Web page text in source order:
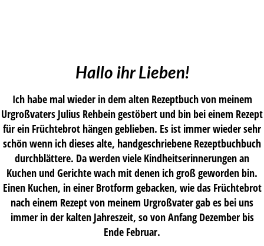
Hallo ihr Lieben!
Ich habe mal wieder in dem alten Rezeptbuch von meinem
Urgroßvaters Julius Rehbein gestöbert und bin bei einem Rezept
für ein Früchtebrot hängen geblieben. Es ist immer wieder sehr
schön wenn ich dieses alte, handgeschriebene Rezeptbuchbuch
durchblättere. Da werden viele Kindheitserinnerungen an
Kuchen und Gerichte wach mit denen ich groß geworden bin.
Einen Kuchen, in einer Brotform gebacken, wie das Früchtebrot
nach einem Rezept von meinem Urgroßvater gab es bei uns
immer in der kalten Jahreszeit, so von Anfang Dezember bis
Ende Februar.